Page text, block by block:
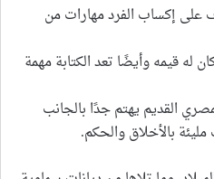
على إكساب الفرد مهارات من
له قيمه وأيضًا تعد الكتابة مهمة
القديم يهتم جدًا بالجانب
بالأخلاق والحكم.